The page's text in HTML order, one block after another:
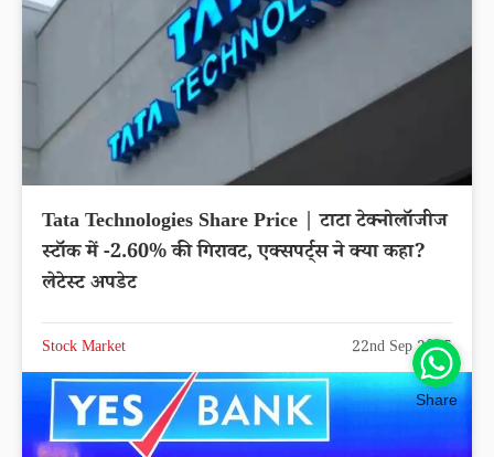
Tata Technologies Share Price | टाटा टेक्नोलॉजीज
स्टॉक में -2.60% की गिरावट, एक्सपर्ट्स ने क्या कहा?
लेटेस्ट अपडेट
Stock Market 22nd Sep 2025
Share